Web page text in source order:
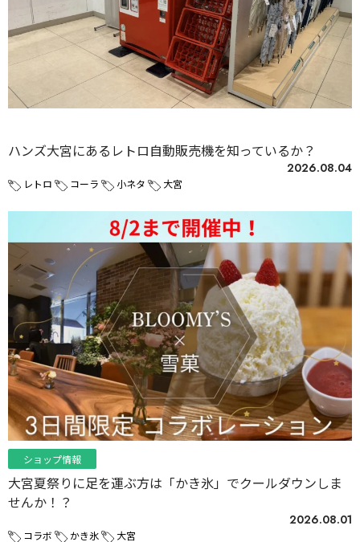
ハンズ大宮にあるレトロ自動販売機を知っているか？
2026.08.04
レトロ コーラ 小ネタ 大宮
ショップ情報
大宮夏祭りに足を運ぶ方は「かき氷」でクールダウンしま
せんか！？
2026.08.01
コラボ かき氷 大宮